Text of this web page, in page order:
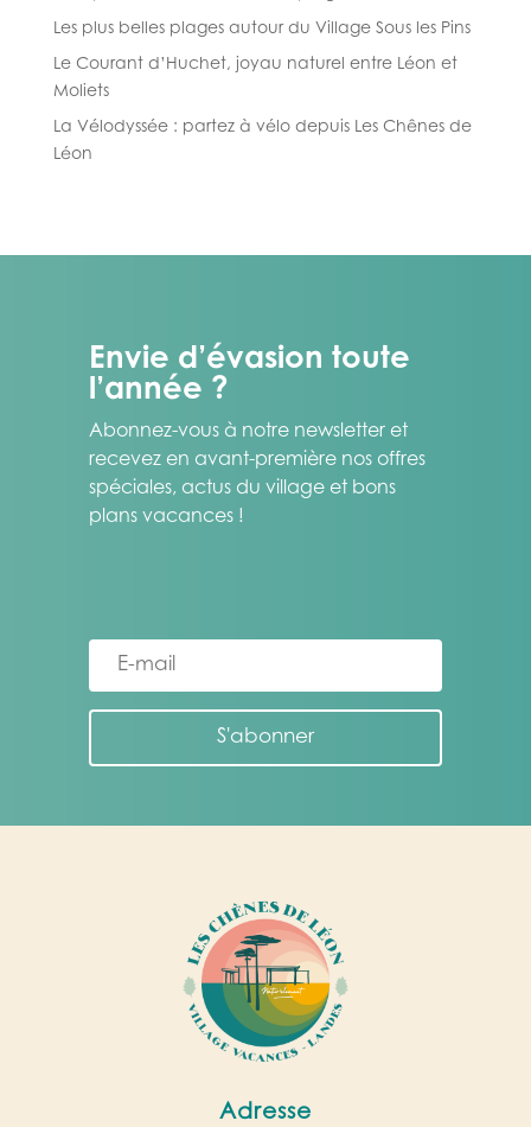
Les plus belles plages autour du Village Sous les Pins
Le Courant d’Huchet, joyau naturel entre Léon et
Moliets
La Vélodyssée : partez à vélo depuis Les Chênes de
Léon
Envie d’évasion toute
l’année ?
Abonnez-vous à notre newsletter et
recevez en avant-première nos offres
spéciales, actus du village et bons
plans vacances !
Adresse